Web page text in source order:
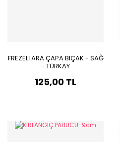
FREZELİ ARA ÇAPA BIÇAK - SAĞ
- TÜRKAY
125,00 TL